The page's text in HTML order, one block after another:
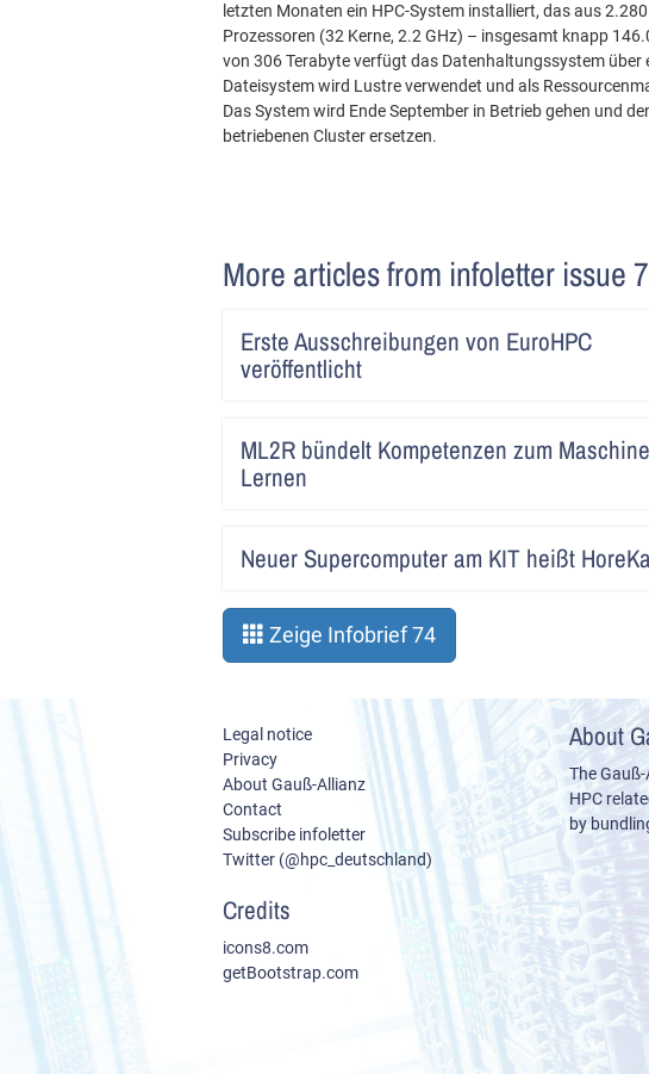
letzten Monaten ein HPC-System installiert, das aus
Prozessoren (32 Kerne, 2.2 GHz) – insgesamt knapp
von 306 Terabyte verfügt das Datenhaltungssystem
Dateisystem wird Lustre verwendet und als
Das System wird Ende September in Betrieb gehen und
betriebenen Cluster ersetzen.
More articles from infoletter issue
Erste Ausschreibungen von EuroHPC
veröffentlicht
ML2R bündelt Kompetenzen zum
Lernen
Neuer Supercomputer am KIT heißt
Zeige Infobrief 74
Legal notice
Privacy
About Gauß-Allianz
Contact
Subscribe infoletter
Twitter (@hpc_deutschland)
Credits
icons8.com
getBootstrap.com
About
The
HPC
by